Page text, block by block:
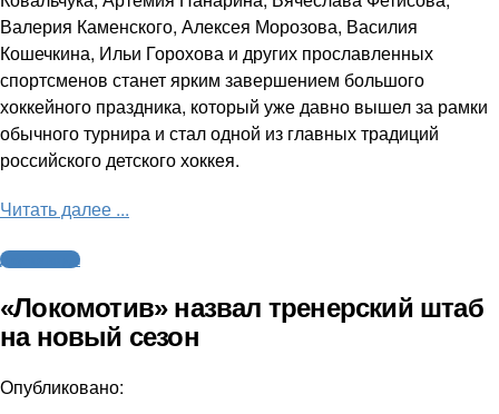
Валерия Каменского, Алексея Морозова, Василия
Кошечкина, Ильи Горохова и других прославленных
спортсменов станет ярким завершением большого
хоккейного праздника, который уже давно вышел за рамки
обычного турнира и стал одной из главных традиций
российского детского хоккея.
Читать далее ...
Другие виды
«Локомотив» назвал тренерский штаб
на новый сезон
Опубликовано: